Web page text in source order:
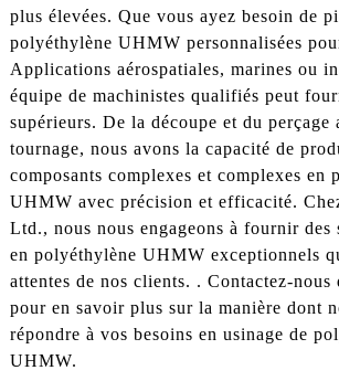
plus élevées. Que vous ayez besoin de
polyéthylène UHMW personnalisées
Applications aérospatiales, marines ou
équipe de machinistes qualifiés peut
supérieurs. De la découpe et du perçage
tournage, nous avons la capacité de
composants complexes et complexes en
UHMW avec précision et efficacité.
Ltd., nous nous engageons à fournir des
en polyéthylène UHMW exceptionnels
attentes de nos clients. . Contactez-nous
pour en savoir plus sur la manière dont
répondre à vos besoins en usinage de
UHMW.